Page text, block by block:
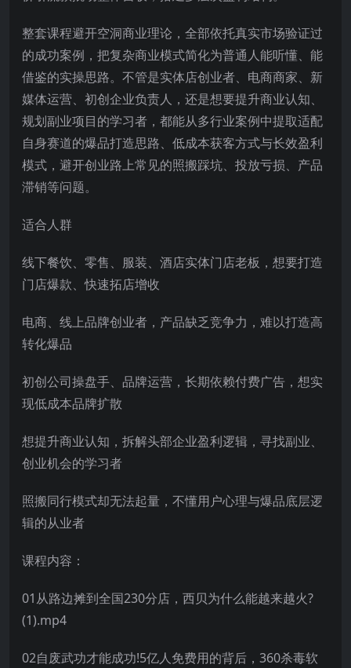
整套课程避开空洞商业理论，全部依托真实市场验证过
的成功案例，把复杂商业模式简化为普通人能听懂、能
借鉴的实操思路。不管是实体店创业者、电商商家、新
媒体运营、初创企业负责人，还是想要提升商业认知、
规划副业项目的学习者，都能从多行业案例中提取适配
自身赛道的爆品打造思路、低成本获客方式与长效盈利
模式，避开创业路上常见的照搬踩坑、投放亏损、产品
滞销等问题。
适合人群
线下餐饮、零售、服装、酒店实体门店老板，想要打造
门店爆款、快速拓店增收
电商、线上品牌创业者，产品缺乏竞争力，难以打造高
转化爆品
初创公司操盘手、品牌运营，长期依赖付费广告，想实
现低成本品牌扩散
想提升商业认知，拆解头部企业盈利逻辑，寻找副业、
创业机会的学习者
照搬同行模式却无法起量，不懂用户心理与爆品底层逻
辑的从业者
课程内容：
01从路边摊到全国230分店，西贝为什么能越来越火?
(1).mp4
02自废武功才能成功!5亿人免费用的背后，360杀毒软